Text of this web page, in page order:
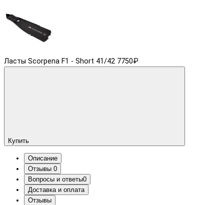
Ласты Scorpena F1 - Short 41/42 7750₽
Купить
Описание
Отзывы 0
Вопросы и ответы0
Доставка и оплата
Отзывы